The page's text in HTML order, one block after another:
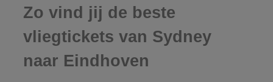
Zo vind jij de beste
vliegtickets van Sydney
naar Eindhoven